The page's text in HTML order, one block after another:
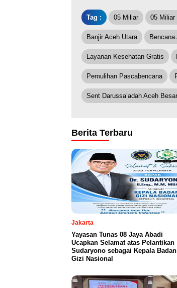
Tag : 05 Miliar 05 Miliar
Banjir Aceh Utara Bencana
Layanan Kesehatan Gratis
Pemulihan Pascabencana
Sent Darussa’adah Aceh Besar
Berita Terbaru
Jakarta
Yayasan Tunas 08 Jaya Abadi
Ucapkan Selamat atas Pelantikan
Sudaryono sebagai Kepala Badan
Gizi Nasional